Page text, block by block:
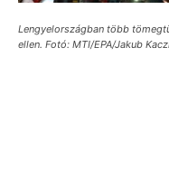
Lengyelországban több
ellen. Fotó: MTI/EPA/Jakub